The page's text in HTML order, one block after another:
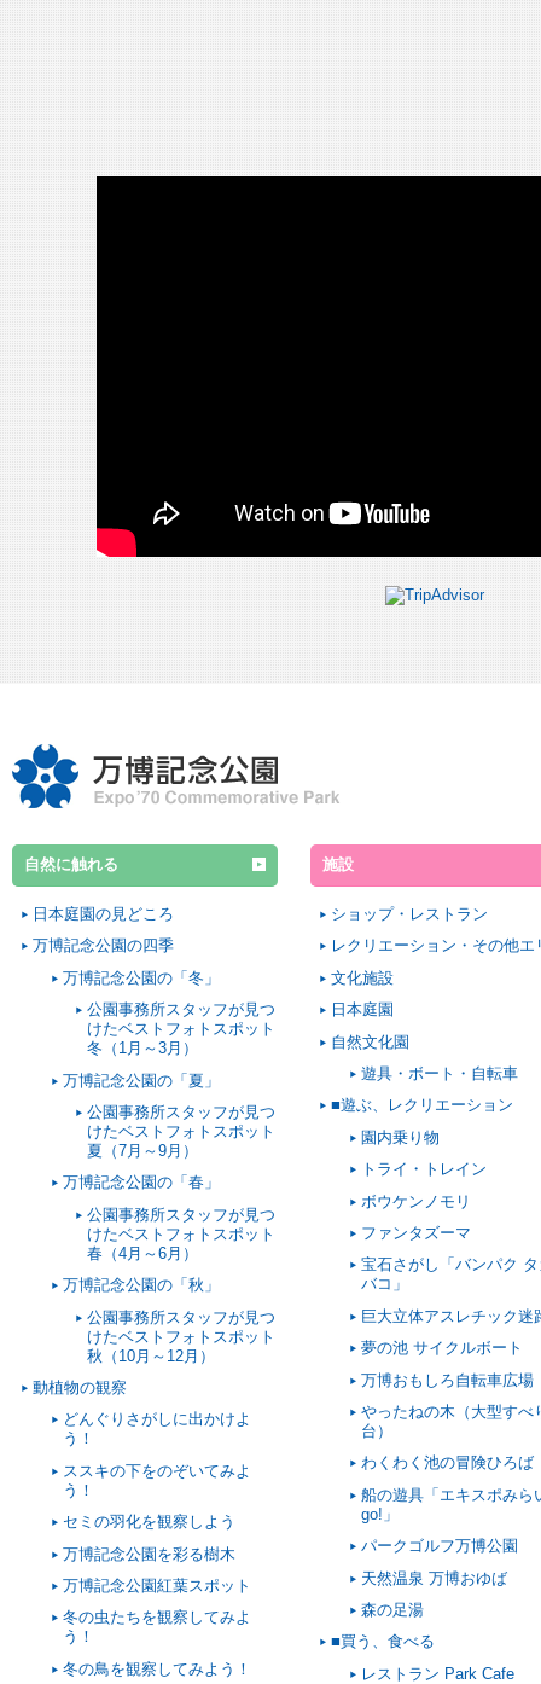
自然に触れる
日本庭園の見どころ
万博記念公園の四季
万博記念公園の「冬」
公園事務所スタッフが見つ
けたベストフォトスポット
冬（1月～3月）
万博記念公園の「夏」
公園事務所スタッフが見つ
けたベストフォトスポット
夏（7月～9月）
万博記念公園の「春」
公園事務所スタッフが見つ
けたベストフォトスポット
春（4月～6月）
万博記念公園の「秋」
公園事務所スタッフが見つ
けたベストフォトスポット
秋（10月～12月）
動植物の観察
どんぐりさがしに出かけよ
う！
ススキの下をのぞいてみよ
う！
セミの羽化を観察しよう
万博記念公園を彩る樹木
万博記念公園紅葉スポット
冬の虫たちを観察してみよ
う！
冬の鳥を観察してみよう！
施設
ショップ・レストラン
レクリエーション・その他エ
文化施設
日本庭園
自然文化園
遊具・ボート・自転車
■遊ぶ、レクリエーション
園内乗り物
トライ・トレイン
ボウケンノモリ
ファンタズーマ
宝石さがし「バンパク
バコ」
巨大立体アスレチック迷
夢の池 サイクルボート
万博おもしろ自転車広場
やったねの木（大型すべ
台）
わくわく池の冒険ひろば
船の遊具「エキスポみら
go!」
パークゴルフ万博公園
天然温泉 万博おゆば
森の足湯
■買う、食べる
レストラン Park Cafe